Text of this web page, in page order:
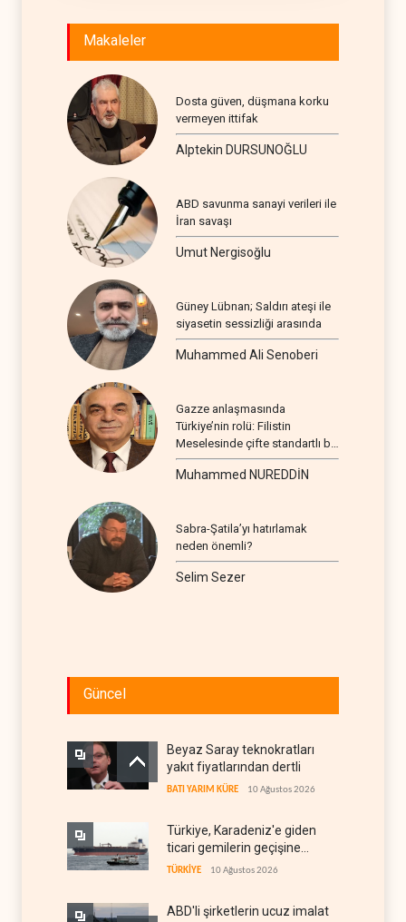
Makaleler
Dosta güven, düşmana korku
vermeyen ittifak
Alptekin DURSUNOĞLU
ABD savunma sanayi verileri ile
İran savaşı
Umut Nergisoğlu
Güney Lübnan; Saldırı ateşi ile
siyasetin sessizliği arasında
Muhammed Ali Senoberi
Gazze anlaşmasında
Türkiye’nin rolü: Filistin
Meselesinde çifte standartlı bir
seyir
Muhammed NUREDDİN
Sabra-Şatila’yı hatırlamak
neden önemli?
Selim Sezer
Güncel
Beyaz Saray teknokratları
yakıt fiyatlarından dertli
BATI YARIM KÜRE 10 Ağustos 2026
Türkiye, Karadeniz'e giden
ticari gemilerin geçişine
yeniden izin verdi
TÜRKİYE 10 Ağustos 2026
ABD'li şirketlerin ucuz imalat